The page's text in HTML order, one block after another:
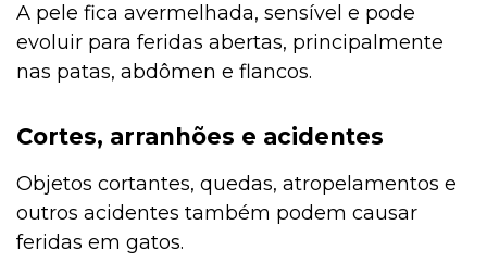
A pele fica avermelhada, sensível e pode
evoluir para feridas abertas, principalmente
nas patas, abdômen e flancos.
Cortes, arranhões e acidentes
Objetos cortantes, quedas, atropelamentos e
outros acidentes também podem causar
feridas em gatos.